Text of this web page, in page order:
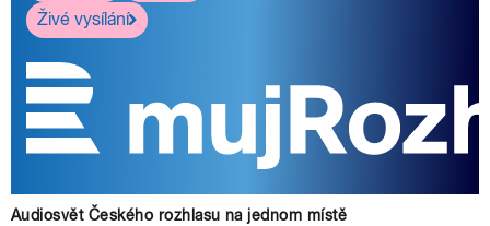
Živé vysílání
Audiosvět Českého rozhlasu na jednom místě